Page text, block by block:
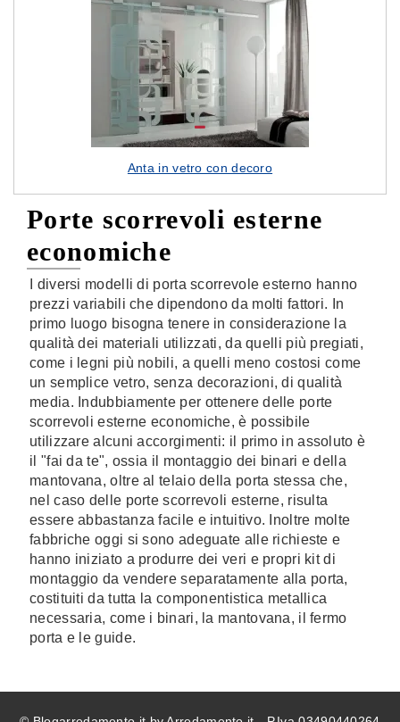
Anta in vetro con decoro
Porte scorrevoli esterne
economiche
I diversi modelli di porta scorrevole esterno hanno
prezzi variabili che dipendono da molti fattori. In
primo luogo bisogna tenere in considerazione la
qualità dei materiali utilizzati, da quelli più pregiati,
come i legni più nobili, a quelli meno costosi come
un semplice vetro, senza decorazioni, di qualità
media. Indubbiamente per ottenere delle porte
scorrevoli esterne economiche, è possibile
utilizzare alcuni accorgimenti: il primo in assoluto è
il "fai da te", ossia il montaggio dei binari e della
mantovana, oltre al telaio della porta stessa che,
nel caso delle porte scorrevoli esterne, risulta
essere abbastanza facile e intuitivo. Inoltre molte
fabbriche oggi si sono adeguate alle richieste e
hanno iniziato a produrre dei veri e propri kit di
montaggio da vendere separatamente alla porta,
costituiti da tutta la componentistica metallica
necessaria, come i binari, la mantovana, il fermo
porta e le guide.